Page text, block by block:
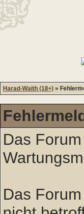
Harad-Waith (18+) »
Das
Das